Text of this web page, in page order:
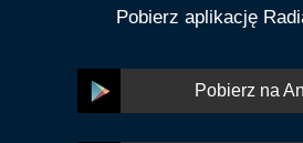
Pobierz aplikację
Pobierz na